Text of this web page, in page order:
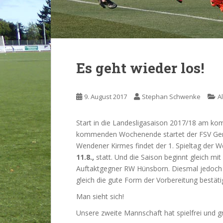
Es geht wieder los!
9. August 2017 Stephan Schwenke
Start in die Landesligasaison 2017/18 am
kommenden Wochenende startet der FSV
Wendener Kirmes findet der 1. Spieltag der
11.8., statt. Und die Saison beginnt gleich
Auftaktgegner RW Hünsborn. Diesmal
gleich die gute Form der Vorbereitung
Man sieht sich!
Unsere zweite Mannschaft hat spielfrei und